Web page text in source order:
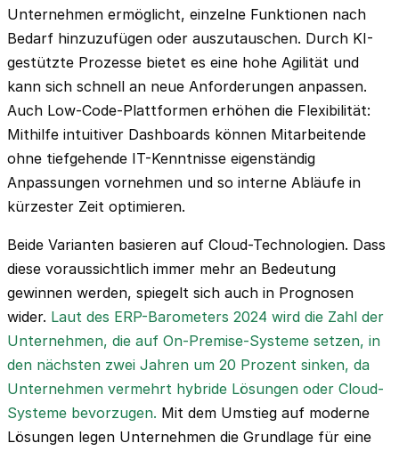
Unternehmen ermöglicht, einzelne Funktionen nach
Bedarf hinzuzufügen oder auszutauschen. Durch KI-
gestützte Prozesse bietet es eine hohe Agilität und
kann sich schnell an neue Anforderungen anpassen.
Auch Low-Code-Plattformen erhöhen die Flexibilität:
Mithilfe intuitiver Dashboards können Mitarbeitende
ohne tiefgehende IT-Kenntnisse eigenständig
Anpassungen vornehmen und so interne Abläufe in
kürzester Zeit optimieren.
Beide Varianten basieren auf Cloud-Technologien. Dass
diese voraussichtlich immer mehr an Bedeutung
gewinnen werden, spiegelt sich auch in Prognosen
wider. Laut des ERP-Barometers 2024 wird die Zahl der
Unternehmen, die auf On-Premise-Systeme setzen, in
den nächsten zwei Jahren um 20 Prozent sinken, da
Unternehmen vermehrt hybride Lösungen oder Cloud-
Systeme bevorzugen. Mit dem Umstieg auf moderne
Lösungen legen Unternehmen die Grundlage für eine